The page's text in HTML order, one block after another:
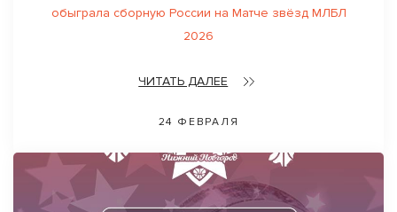
обыграла сборную России на Матче звёзд МЛБЛ
2026
ЧИТАТЬ ДАЛЕЕ
24 ФЕВРАЛЯ